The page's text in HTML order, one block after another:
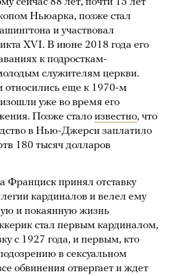
Ньюарка, позже стал
и участвовал
XVI. В июне 2018 года его
к подросткам-
служителям церкви.
относились еще к 1970-м
уже во время его
Позже стало известно, что
в Нью-Джерси заплатило
180 тысяч долларов
Франциск принял отставку
кардиналов и велел ему
и покаянную жизнь
стал первым кардиналом,
с 1927 года, и первым, кто
в сексуальном
обвинения отвергает и ждет